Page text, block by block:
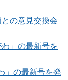
の意見交換会
」の最新号を
」の最新号を発